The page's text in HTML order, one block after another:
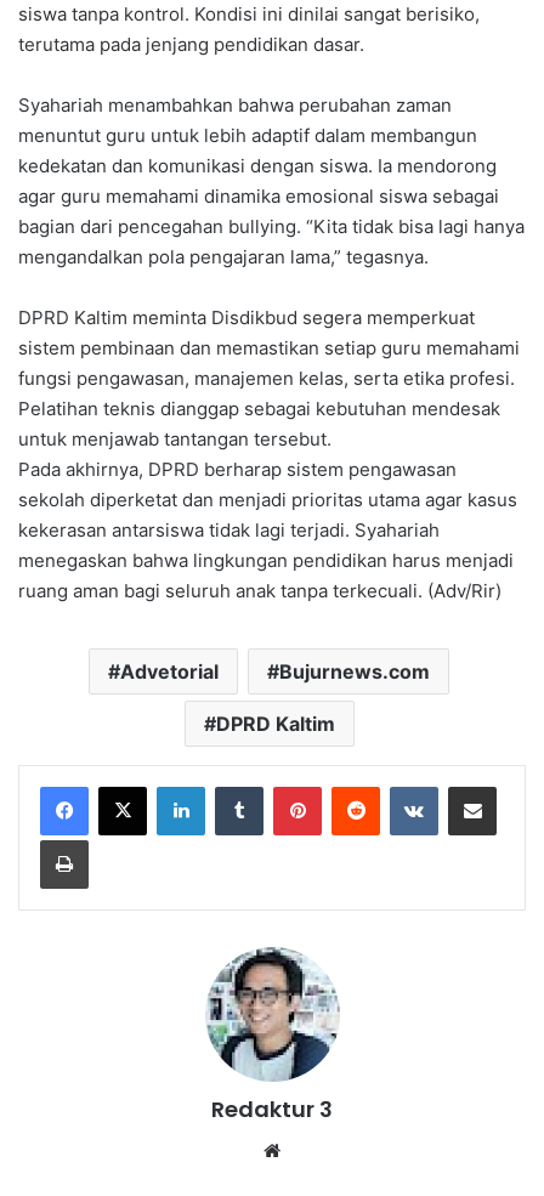
siswa tanpa kontrol. Kondisi ini dinilai sangat berisiko,
terutama pada jenjang pendidikan dasar.
Syahariah menambahkan bahwa perubahan zaman
menuntut guru untuk lebih adaptif dalam membangun
kedekatan dan komunikasi dengan siswa. Ia mendorong
agar guru memahami dinamika emosional siswa sebagai
bagian dari pencegahan bullying. “Kita tidak bisa lagi hanya
mengandalkan pola pengajaran lama,” tegasnya.
DPRD Kaltim meminta Disdikbud segera memperkuat
sistem pembinaan dan memastikan setiap guru memahami
fungsi pengawasan, manajemen kelas, serta etika profesi.
Pelatihan teknis dianggap sebagai kebutuhan mendesak
untuk menjawab tantangan tersebut.
Pada akhirnya, DPRD berharap sistem pengawasan
sekolah diperketat dan menjadi prioritas utama agar kasus
kekerasan antarsiswa tidak lagi terjadi. Syahariah
menegaskan bahwa lingkungan pendidikan harus menjadi
ruang aman bagi seluruh anak tanpa terkecuali. (Adv/Rir)
Advetorial Bujurnews.com
DPRD Kaltim
LinkedInTumblr PinterestReddit VKontakteShare via Email
Print
Redaktur 3